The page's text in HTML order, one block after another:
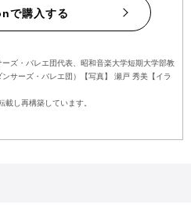
で購入する
ズ・バレエ団代表、昭和音楽大学短期大学部教
サーズ・バレエ団）【写真】 瀬戸 秀美【イラ
し再構築しています。